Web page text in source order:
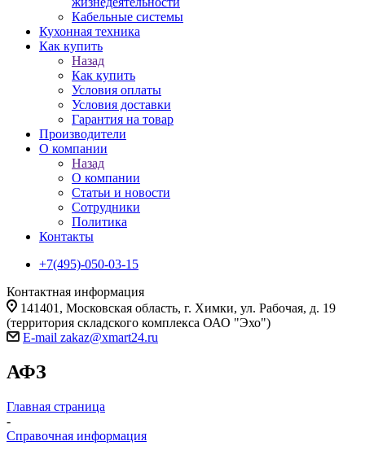
Кабельные системы
Кухонная техника
Как купить
Назад
Как купить
Условия оплаты
Условия доставки
Гарантия на товар
Производители
О компании
Назад
О компании
Статьи и новости
Сотрудники
Политика
Контакты
+7(495)-050-03-15
Контактная информация
141401, Московская область, г. Химки, ул. Рабочая, д. 19
(территория складского комплекса ОАО "Эхо")
E-mail zakaz@xmart24.ru
АФЗ
Главная страница
-
Справочная информация